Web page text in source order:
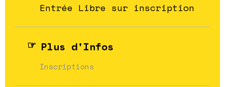
Entrée Libre sur inscription
Plus d'Infos
Inscriptions